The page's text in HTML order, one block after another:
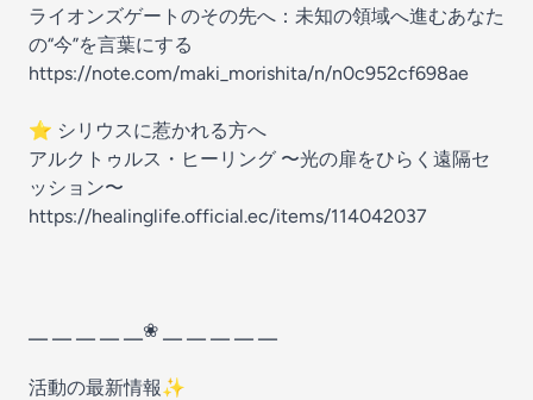
ライオンズゲートのその先へ：未知の領域へ進むあなた
の“今”を言葉にする
https://note.com/maki_morishita/n/n0c952cf698ae
⭐️ シリウスに惹かれる方へ
アルクトゥルス・ヒーリング 〜光の扉をひらく遠隔セ
ッション〜
https://healinglife.official.ec/items/114042037
╴ ╴ ╴ ╴ ╴❀ ╴ ╴ ╴ ╴ ╴
活動の最新情報✨